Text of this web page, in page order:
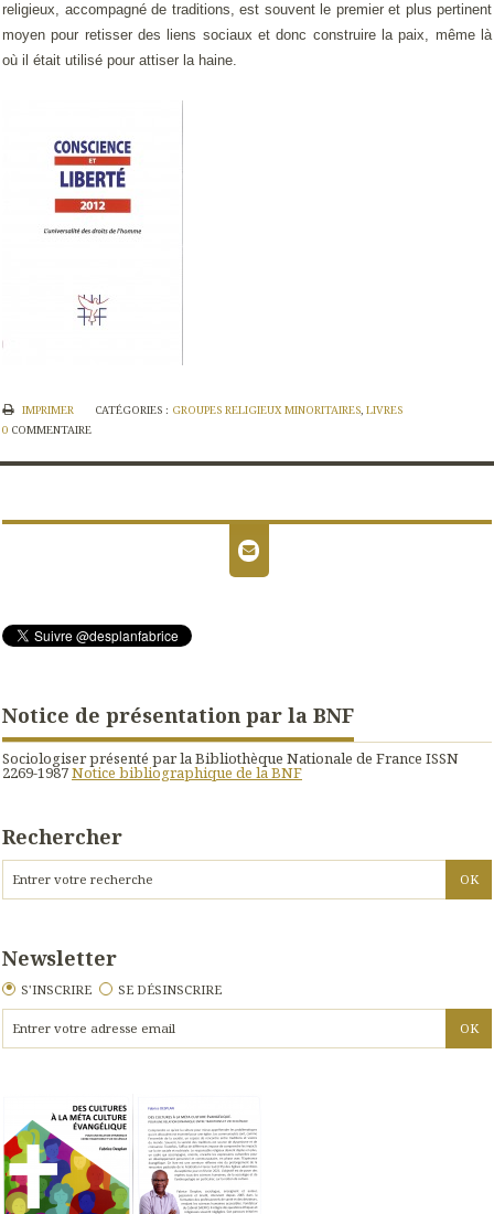
Notice de présentation par la BNF
Sociologiser présenté par la Bibliothèque Nationale de France ISSN
2269-1987Notice bibliographique de la BNF
Rechercher
Newsletter
S'INSCRIRE SE DÉSINSCRIRE
religieux, accompagné de traditions, est souvent le premier et plus pertinent
moyen pour retisser des liens sociaux et donc construire la paix, même là
où il était utilisé pour attiser la haine.
IMPRIMER CATÉGORIES : GROUPES RELIGIEUX MINORITAIRES, LIVRES
0 COMMENTAIRE